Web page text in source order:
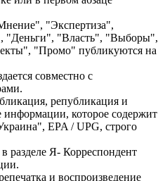
"Экспертиза",
"Деньги", "Власть", "Выборы",
"Промо" публикуются на
совместно с
републикация и
информации, которое содержит
EPA / UPG, строго
разделе Я- Корреспондент
и воспроизведение